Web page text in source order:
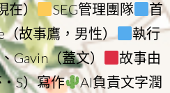
在）
SEG管理團隊
首
（故事鷹，男性）
執行
Gavin（蓋文）
故事由
S）寫作
AI負責文字潤